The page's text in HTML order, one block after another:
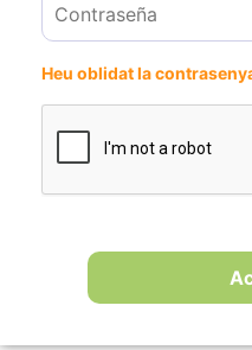
Heu oblidat la